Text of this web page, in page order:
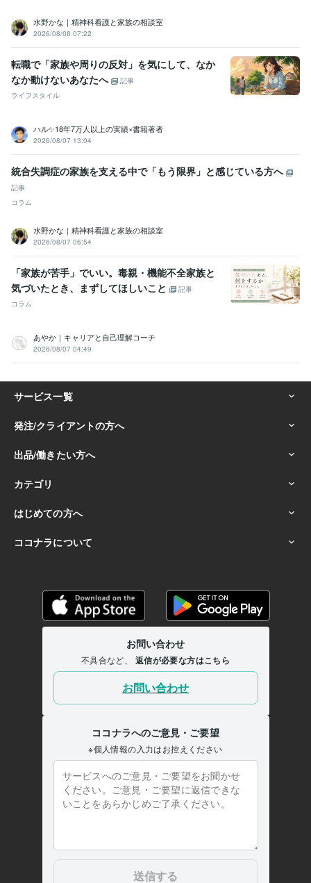
水野かな｜精神科看護と家族の相談室
2026/08/08 07:22
転職で「家族や周りの反対」を気にして、なか
なか動けないあなたへ
記事
ライフスタイル
ハル✨18年7万人以上の実績×書籍著者
2026/08/07 13:04
統合失調症の家族を支える中で「もう限界」と感じている方へ
記事
コラム
水野かな｜精神科看護と家族の相談室
2026/08/07 06:54
「家族が苦手」でいい。毒親・機能不全家族と
気づいたとき、まずしてほしいこと
記事
コラム
あやか｜キャリアと自己理解コーチ
2026/08/07 04:49